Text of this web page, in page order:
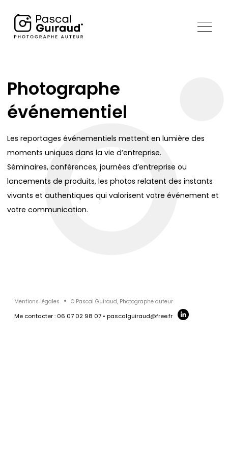
Photographe
événementiel
Les reportages événementiels mettent en lumière des
moments uniques dans la vie d’entreprise.
Séminaires, conférences, journées d’entreprise ou
lancements de produits, les photos relatent des instants
vivants et authentiques qui valorisent votre événement et
votre communication.
Mentions légales © Pascal Guiraud, Photographe auteur
Me contacter : 06 07 02 98 07 • pascalguiraud@free.fr